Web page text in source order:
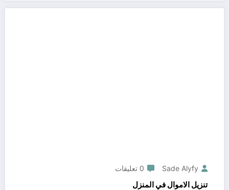
Sade Alyfy 0 تعليقات
تنزيل الاموال في المنزل